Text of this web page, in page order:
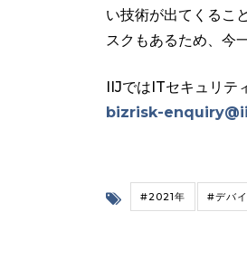
い技術が出てくるこ
スクもあるため、今
IIJではITセキュリ
bizrisk-
#2021年 #デバ